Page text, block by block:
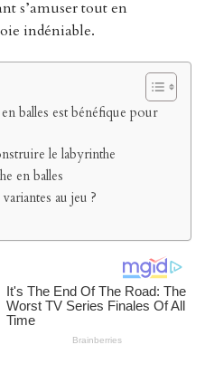
s’amuser tout en
indéniable.
balles est bénéfique pour
le labyrinthe
en balles
au jeu ?